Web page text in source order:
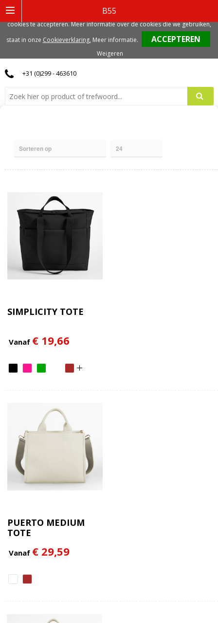
B55
0
+31 (0)299 - 463610
SIMPLICITY TOTE
Vanaf € 19,66
PUERTO MEDIUM
TOTE
Vanaf € 29,59
gerelateerde cookies. Voor de beste gebruikerservaring, adviseren we deze
cookies te accepteren. Meer informatie over de cookies die we gebruiken,
staat in onze Cookieverklaring. Meer informatie.
Weigeren